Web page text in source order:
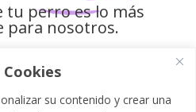
su contenido y crear una
tu perro es lo más
para nosotros.
Privacidad